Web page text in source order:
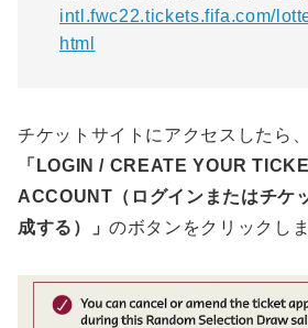
intl.fwc22.tickets.fifa.com/
html
チケットサイトにアクセスしたら
「LOGIN / CREATE YOUR
ACCOUNT（ログインまたはチケ
成する）」のボタンをクリックしま